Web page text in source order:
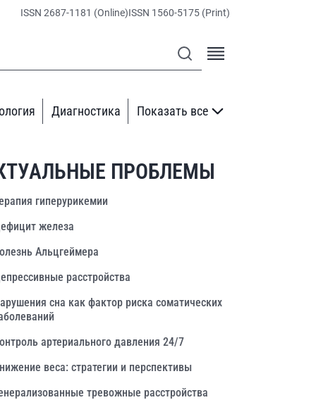
ISSN 2687-1181 (Online)ISSN 1560-5175 (Print)
Диагностика Показать все
ПРОБЛЕМЫ
гиперурикемии
железа
Альцгеймера
расстройства
сна как фактор риска соматических
артериального давления 24/7
веса: стратегии и перспективы
тревожные расстройства